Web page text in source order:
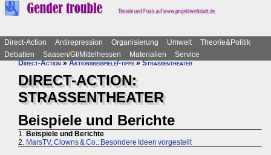
Direct-Action Antirepression Organisierung Umwelt
Theorie&Politik
Debatten
Saasen/GI/Mittelhessen Materialien
Service
Direct-Action»Aktionsbeispiele/-tipps»Straßentheater
DIRECT-ACTION:
STRASSENTHEATER
Beispiele und Berichte
1. Beispiele und Berichte
2. MarsTV, Clowns & Co.: Besondere Ideen vorgestellt